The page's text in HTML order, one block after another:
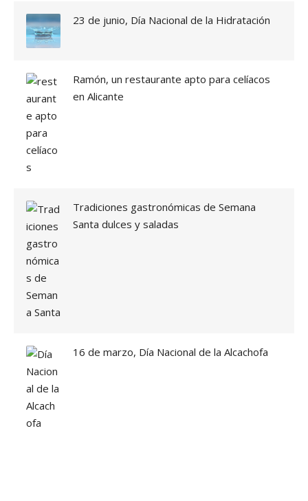
23 de junio, Día Nacional de la Hidratación
Ramón, un restaurante apto para celíacos
en Alicante
Tradiciones gastronómicas de Semana
Santa dulces y saladas
16 de marzo, Día Nacional de la Alcachofa